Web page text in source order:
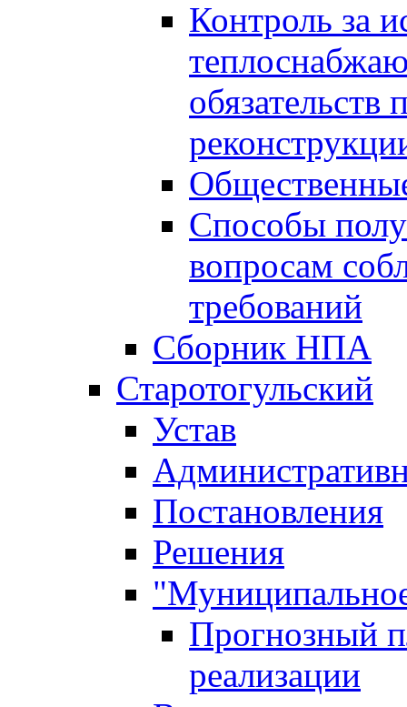
Контроль за
обязательств
Способы
вопросам
требований
Сборник НПА
Старотогульский
Устав
Постановления
Решения
Прогнозный
реализации